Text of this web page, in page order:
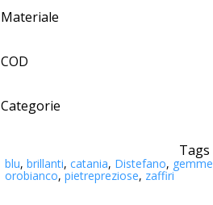
Materiale
COD
Categorie
Tags
blu, brillanti, catania, Distefano, gemme
orobianco, pietrepreziose, zaffiri